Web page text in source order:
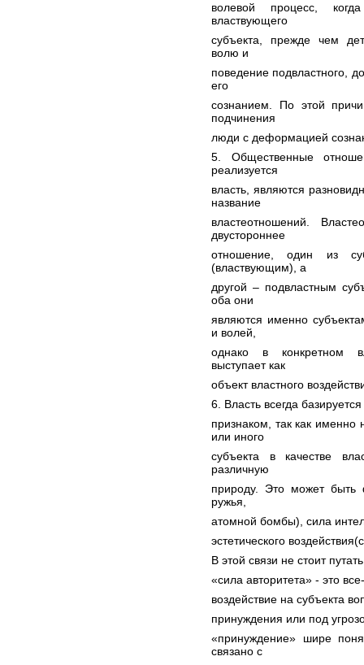
волевой процесс,
властвующего
субъекта, прежде чем
волю и
поведение подвластного,
его
сознанием. По этой
подчинения
люди с деформацией
5. Общественные
реализуется
власть, являются
название
властеотношений.
двустороннее
отношение, один из
(властвующим), а
другой – подвластным
оба они
являются именно
и волей,
однако в конкретном
выступает как
объект властного
6. Власть всегда
признаком, так как
или иного
субъекта в качестве
различную
природу. Это может быть
ружья,
атомной бомбы), сила
эстетического
В этой связи не стоит
«сила авторитета» - это
воздействие на субъекта
принуждения или под
«принуждение» шире
связано с